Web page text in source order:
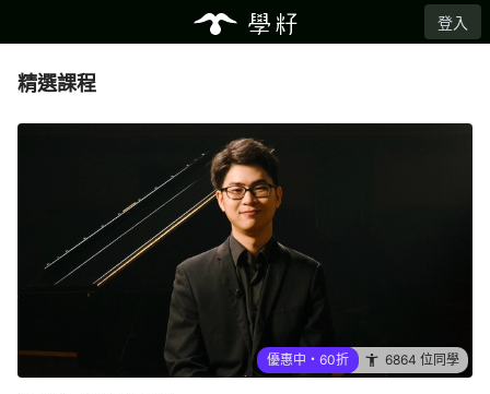
登入
精選課程
優惠中・60折 6864 位同學